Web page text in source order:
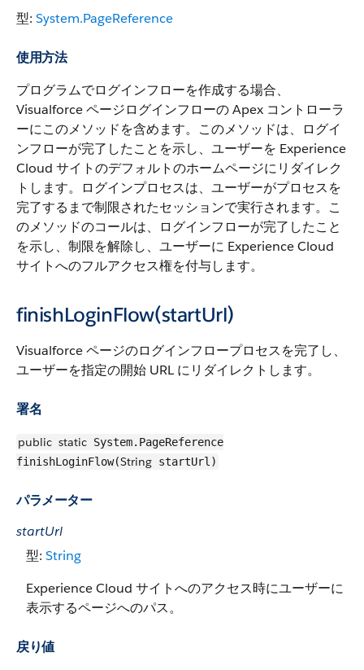
型: System.PageReference
使用方法
プログラムでログインフローを作成する場合、
Visualforce ページログインフローの Apex コントローラ
ーにこのメソッドを含めます。このメソッドは、ログイ
ンフローが完了したことを示し、ユーザーを Experience
Cloud サイトのデフォルトのホームページにリダイレク
トします。ログインプロセスは、ユーザーがプロセスを
完了するまで制限されたセッションで実行されます。こ
のメソッドのコールは、ログインフローが完了したこと
を示し、制限を解除し、ユーザーに Experience Cloud
サイトへのフルアクセス権を付与します。
finishLoginFlow(startUrl)
Visualforce ページのログインフロープロセスを完了し、
ユーザーを指定の開始 URL にリダイレクトします。
署名
public static System.PageReference
finishLoginFlow(String startUrl)
パラメーター
startUrl
型: String
Experience Cloud サイトへのアクセス時にユーザーに
表示するページへのパス。
戻り値